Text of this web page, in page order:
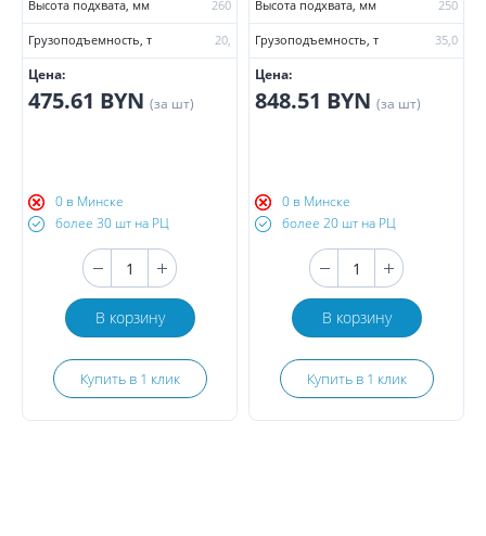
Высота подхвата, мм 260
Грузоподъемность, т 20,
Цена:
475.61 BYN (за шт)
0 в Минске
более 30 шт на РЦ
В корзину
Купить в 1 клик
Высота подхвата, мм 250
Грузоподъемность, т 35,0
Цена:
848.51 BYN (за шт)
0 в Минске
более 20 шт на РЦ
В корзину
Купить в 1 клик